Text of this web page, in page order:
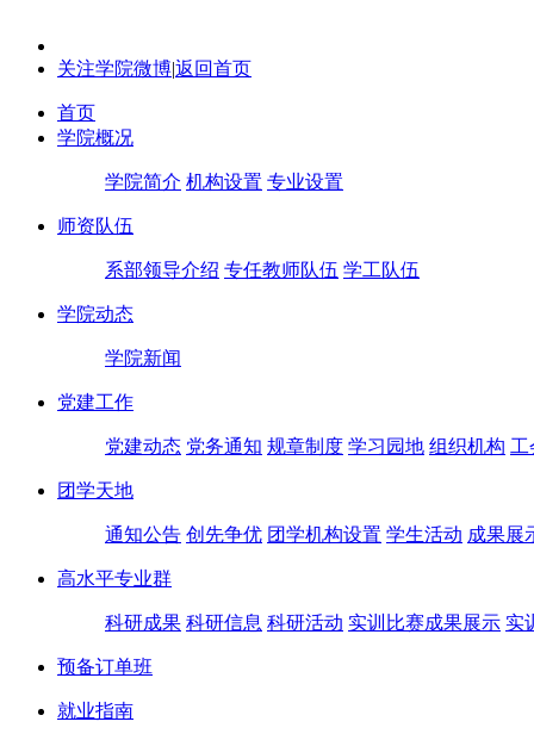
关注学院微博|返回首页
首页
学院概况
学院简介 机构设置 专业设置
师资队伍
系部领导介绍 专任教师队伍 学工队伍
学院动态
学院新闻
党建工作
党建动态 党务通知 规章制度 学习园地 组织机构 工
团学天地
通知公告 创先争优 团学机构设置 学生活动 成果展
高水平专业群
科研成果 科研信息 科研活动 实训比赛成果展示 实
预备订单班
就业指南